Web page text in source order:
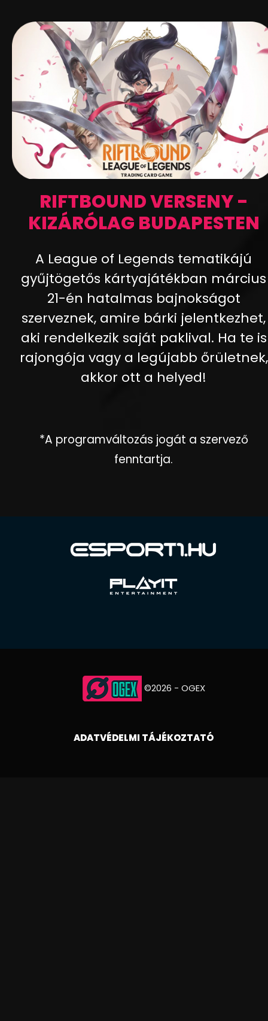
RIFTBOUND VERSENY -
KIZÁRÓLAG BUDAPESTEN
A League of Legends tematikájú
gyűjtögetős kártyajátékban március
21-én hatalmas bajnokságot
szerveznek, amire bárki jelentkezhet,
aki rendelkezik saját paklival. Ha te is
rajongója vagy a legújabb őrületnek,
akkor ott a helyed!
*A programváltozás jogát a szervező
fenntartja.
©2026 - OGEX
ADATVÉDELMI TÁJÉKOZTATÓ